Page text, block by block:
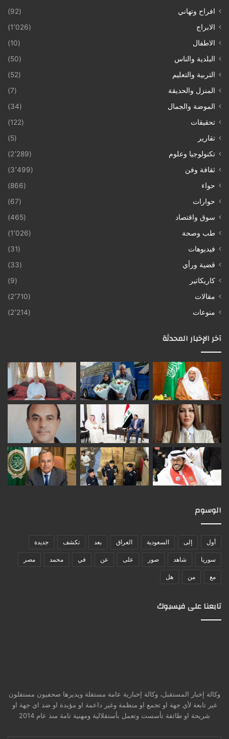
افراح وتهاني
(92)
الابراج
(1٬026)
الاطفال
(10)
البلدية والناس
(50)
التربية والتعليم
(52)
المنزل والحديقة
(7)
الموضة والجمال
(34)
تحقيقات
(122)
تقارير
(5)
تكنولوجيا وعلوم
(2٬289)
ثقافة وفن
(3٬499)
حواء
(866)
حوارات
(67)
سوق واقتصاد
(465)
طب وصحة
(1٬026)
فيديوهات
(31)
قضية ورأي
(33)
كاريكاتير
(9)
مقالات
(2٬710)
منوعات
(2٬214)
آخر الإخبار المحدثة
الوسوم
أول إلى السعودية العراق بعد تكشف جديدة
سوريا شاهد صور على عن في محمد مصر
مع من هل
تابعنا على فيسبوك
وكالة إخبار المستقبل، وكالة إخبارية عامة مستقلة ويديرها صحفيون مستقلون
غير تابعة لأي جهة او تجمع او منظمة وغير داعمة او مؤيدة او ضد اي جهة او
شريحة او طائفة تأسست وتعمل بأستقلالية ومهنية تامة منذ عام 2014